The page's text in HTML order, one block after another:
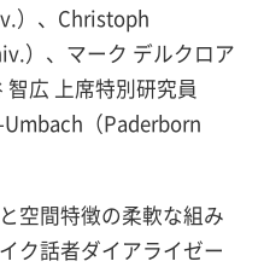
）、Christoph
）、マーク デルクロア
広 上席特別研究員
Umbach（Paderborn
空間特徴の柔軟な組み
ク話者ダイアライゼー